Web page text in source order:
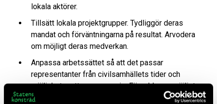
lokala aktörer.
Tillsätt lokala projektgrupper. Tydliggör deras
mandat och förväntningarna på resultat. Arvodera
om möjligt deras medverkan.
Anpassa arbetssättet så att det passar
representanter från civilsamhällets tider och
möjligheter att engagera sig. Förenkla om möjligt
ansökningsprocesser, avtalsskrivningar,